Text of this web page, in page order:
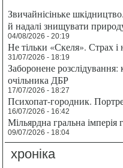
Звичайнісіньке
й надалі знищувати
04/08/2026 - 20:19
Не тільки «Скеля». Страх
31/07/2026 - 18:19
Заборонене
очільника ДБР
17/07/2026 - 18:27
Психопат-городник.
16/07/2026 - 16:42
Мільярдна гральна
09/07/2026 - 18:04
хроніка